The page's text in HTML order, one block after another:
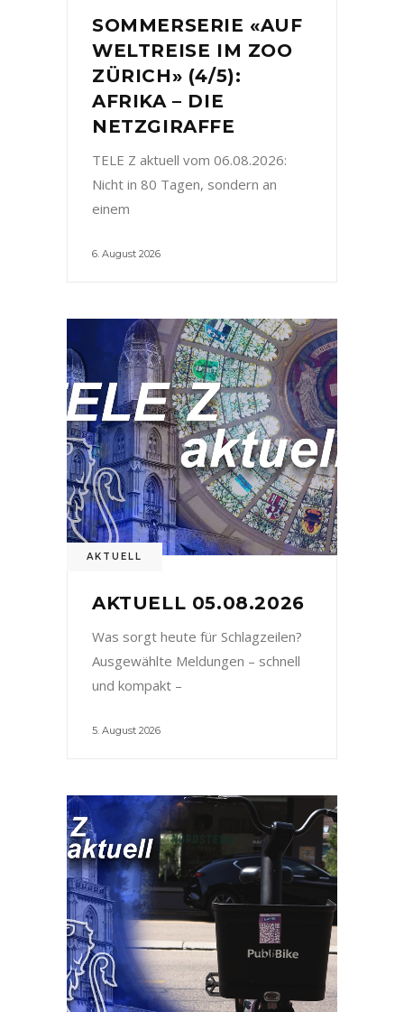
SOMMERSERIE «AUF
WELTREISE IM ZOO
ZÜRICH» (4/5):
AFRIKA – DIE
NETZGIRAFFE
TELE Z aktuell vom 06.08.2026:
Nicht in 80 Tagen, sondern an
einem
6. August 2026
AKTUELL
AKTUELL 05.08.2026
Was sorgt heute für Schlagzeilen?
Ausgewählte Meldungen – schnell
und kompakt –
5. August 2026